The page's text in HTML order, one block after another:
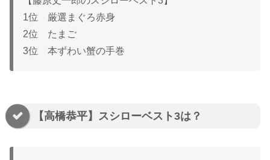
1位 厳選まぐろ赤身
2位 たまご
3位 本ずわい蟹の手巻
【高橋恭平】スシローベスト3は？